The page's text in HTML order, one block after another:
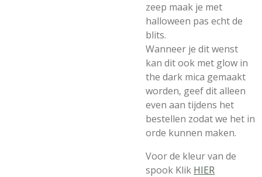
zeep maak je met
halloween pas echt de
blits.
Wanneer je dit wenst
kan dit ook met glow in
the dark mica gemaakt
worden, geef dit alleen
even aan tijdens het
bestellen zodat we het in
orde kunnen maken.
Voor de kleur van de
spook Klik HIER